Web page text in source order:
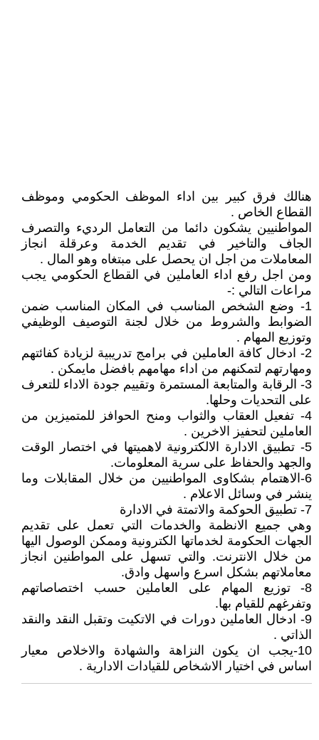
هنالك فرق كبير بين اداء الموظف الحكومي وموظف
القطاع الخاص .
المواطنيين يشكون دائما من التعامل الرديء والتصرف
الجاف والتاخير في تقديم الخدمة وعرقلة انجاز
المعاملات من اجل ان يحصل على مبتغاه وهو المال .
ومن اجل رفع اداء العاملين في القطاع الحكومي يجب
مراعات التالي :-
1- وضع الشخص المناسب في المكان المناسب ضمن
الضوابط والشروط من خلال لجنة التوصيف الوظيفي
وتوزيع المهام .
2- ادخال كافة العاملين في برامج تدريبية لزيادة كفائتهم
ومهارتهم لتمكنهم من اداء مهامهم بافضل مايمكن .
3- الرقابة والمتابعة المستمرة وتقييم جودة الاداء للتعرف
على التحديات وحلها.
4- تفعيل العقاب والثواب ومنح الحوافز للمتميزين من
العاملين لتحفيز الاخرين .
5- تطبيق الادارة الالكترونية لاهميتها في اختصار الوقت
والجهد والحفاظ على سرية المعلومات.
6-الاهتمام بشكاوى المواطنيين من خلال المقابلات وما
ينشر في وسائل الاعلام .
7- تطبيق الحوكمة والاتمتة في الادارة
وهي جميع الانظمة والخدمات التي تعمل على تقديم
الجهات الحكومة لخدماتها الكترونية وممكن الوصول اليها
من خلال الانترنت. والتي تسهل على المواطنين انجاز
معاملاتهم بشكل اسرع واسهل وادق.
8- توزيع المهام على العاملين حسب اختصاصاتهم
وتفرغهم للقيام بها.
9- ادخال العاملين دورات في الاتكيت وتقبل النقد والنقد
الذاتي .
10-يجب ان يكون النزاهة والشهادة والاخلاص معيار
اساس في اختيار الاشخاص للقيادات الادارية .